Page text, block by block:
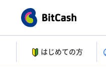
はじめての方